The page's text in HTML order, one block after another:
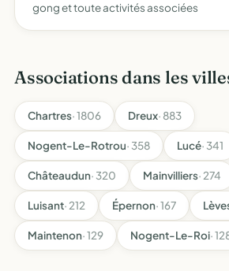
gong et toute activités associées
Associations dans les
Chartres· 1806 Dreux· 883
Nogent-Le-Rotrou· 358 Lucé· 341
Châteaudun· 320 Mainvilliers· 274
Luisant· 212 Épernon· 167
Maintenon· 129 Nogent-Le-Roi·